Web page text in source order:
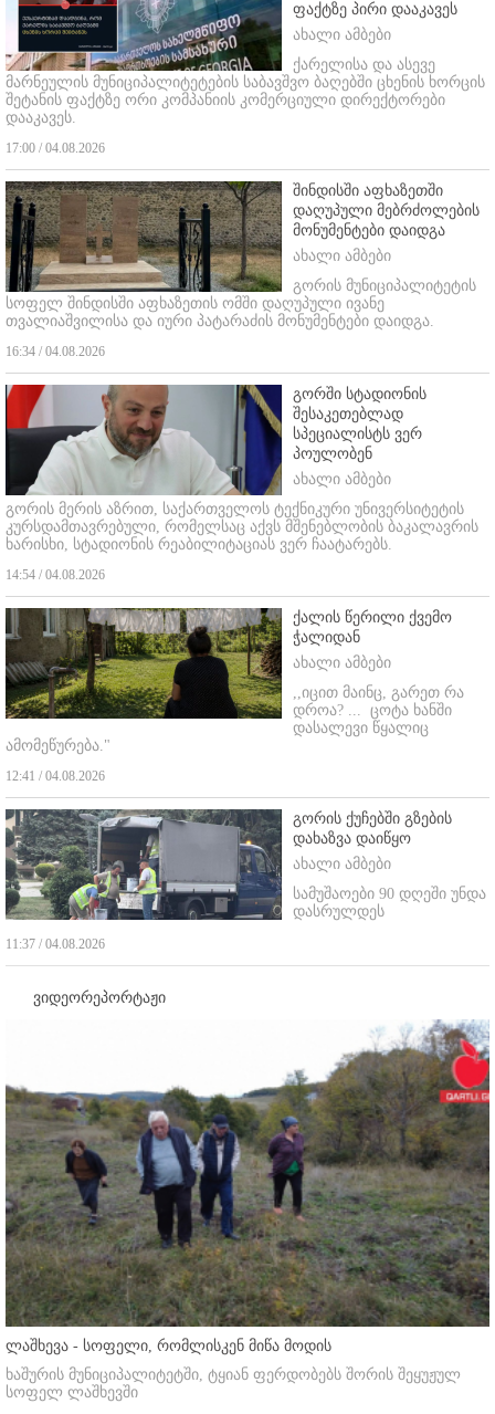
ფაქტზე პირი დააკავეს
ახალი ამბები
ქარელისა და ასევე
მარნეულის მუნიციპალიტეტების საბავშვო ბაღებში ცხენის ხორცის
შეტანის ფაქტზე ორი კომპანიის კომერციული დირექტორები
დააკავეს.
17:00 / 04.08.2026
შინდისში აფხაზეთში
დაღუპული მებრძოლების
მონუმენტები დაიდგა
ახალი ამბები
გორის მუნიციპალიტეტის
სოფელ შინდისში აფხაზეთის ომში დაღუპული ივანე
თვალიაშვილისა და იური პატარაძის მონუმენტები დაიდგა.
16:34 / 04.08.2026
გორში სტადიონის
შესაკეთებლად
სპეციალისტს ვერ
პოულობენ
ახალი ამბები
გორის მერის აზრით, საქართველოს ტექნიკური უნივერსიტეტის
კურსდამთავრებული, რომელსაც აქვს მშენებლობის ბაკალავრის
ხარისხი, სტადიონის რეაბილიტაციას ვერ ჩაატარებს.
14:54 / 04.08.2026
ქალის წერილი ქვემო
ჭალიდან
ახალი ამბები
,,იცით მაინც, გარეთ რა
დროა? ... ცოტა ხანში
დასალევი წყალიც
ამომეწურება."
12:41 / 04.08.2026
გორის ქუჩებში გზების
დახაზვა დაიწყო
ახალი ამბები
სამუშაოები 90 დღეში უნდა
დასრულდეს
11:37 / 04.08.2026
ვიდეორეპორტაჟი
ლაშხევა - სოფელი, რომლისკენ მიწა მოდის
ხაშურის მუნიციპალიტეტში, ტყიან ფერდობებს შორის შეყუჟულ
სოფელ ლაშხევში